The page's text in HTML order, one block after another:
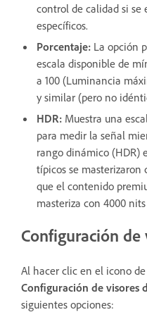
control de calidad si se
específicos.
Porcentaje: La opción
escala disponible de
a 100 (Luminancia
y similar (pero no
HDR: Muestra una
para medir la señal
rango dinámico (HDR)
típicos se masterizaron
que el contenido
masteriza con 4000
Configuración
Al hacer clic en el icono
Configuración de visores
siguientes opciones: